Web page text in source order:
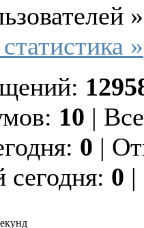
»
»
10 |
0 |
0 |